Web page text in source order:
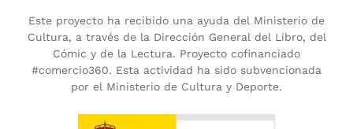
Este proyecto ha recibido una ayuda del Ministerio de
Cultura, a través de la Dirección General del Libro, del
Cómic y de la Lectura. Proyecto cofinanciado
#comercio360. Esta actividad ha sido subvencionada
por el Ministerio de Cultura y Deporte.